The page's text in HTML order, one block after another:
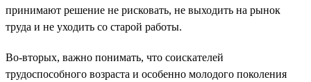
принимают решение не рисковать, не выходить на рынок
труда и не уходить со старой работы.
Во-вторых, важно понимать, что соискателей
трудоспособного возраста и особенно молодого поколения